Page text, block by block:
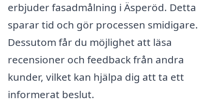
erbjuder fasadmålning i Äsperöd. Detta
sparar tid och gör processen smidigare.
Dessutom får du möjlighet att läsa
recensioner och feedback från andra
kunder, vilket kan hjälpa dig att ta ett
informerat beslut.